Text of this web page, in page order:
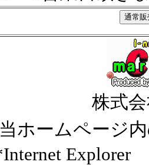
株式
当ホームページ
Explorer